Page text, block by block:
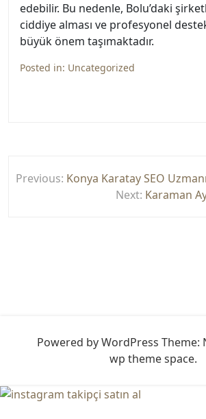
edebilir. Bu nedenle, Bolu’daki
ciddiye alması ve profesyonel
büyük önem taşımaktadır.
Posted in: Uncategorized
gezinmesi
Previous: Konya Karatay SEO Uzmanı
Next: Karaman
Powered by WordPress Theme:
wp theme space.